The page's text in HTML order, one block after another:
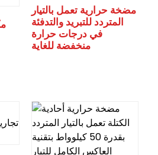
مضخة حرارية تعمل بالتيار
المتردد للتبريد والتدفئة
في درجات حرارة
منخفضة للغاية